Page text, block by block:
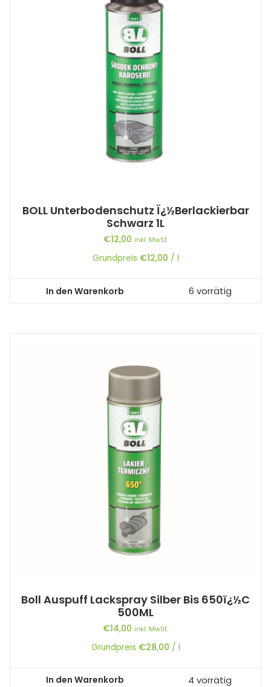
BOLL Unterbodenschutz Ï¿½berlackierbar
Schwarz 1L
€12,00 inkl. MwSt.
Grundpreis €12,00 / l
In den Warenkorb 6 vorrätig
Boll Auspuff Lackspray Silber Bis 650ï¿½C
500ML
€14,00 inkl. MwSt.
Grundpreis €28,00 / l
In den Warenkorb 4 vorrätig